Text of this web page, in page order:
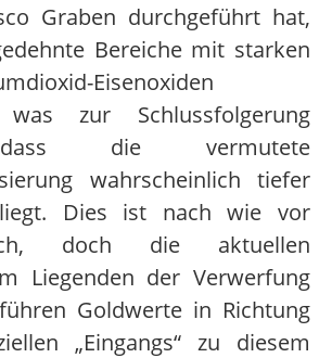
Graben durchgeführt hat,
Bereiche mit starken
Eisenoxiden
was zur Schlussfolgerung
die vermutete
wahrscheinlich tiefer
Dies ist nach wie vor
doch die aktuellen
Liegenden der Verwerfung
Goldwerte in Richtung
„Eingangs“ zu diesem